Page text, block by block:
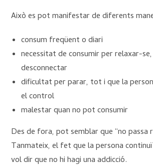
Això es pot manifestar de diferents
consum freqüent o diari
necessitat de consumir per relaxar-
desconnectar
dificultat per parar, tot i que la
el control
malestar quan no pot consumir
Des de fora, pot semblar que “no passa
Tanmateix, el fet que la persona
vol dir que no hi hagi una addicció.